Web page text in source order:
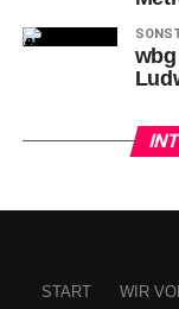
START WIR